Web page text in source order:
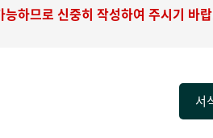
하므로 신중히 작성하여 주시기 바
서